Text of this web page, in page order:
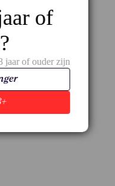
of
jaar of ouder zijn